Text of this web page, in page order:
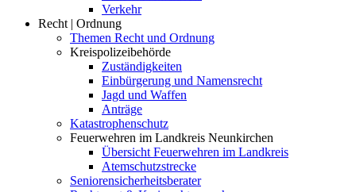
Verkehr
Recht | Ordnung
Themen Recht und Ordnung
Kreispolizeibehörde
Zuständigkeiten
Einbürgerung und Namensrecht
Jagd und Waffen
Anträge
Katastrophenschutz
Feuerwehren im Landkreis Neunkirchen
Übersicht Feuerwehren im Landkreis
Atemschutzstrecke
Seniorensicherheitsberater